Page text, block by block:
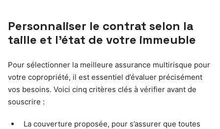
Personnaliser le contrat selon la
taille et l’état de votre immeuble
Pour sélectionner la meilleure assurance multirisque pour
votre copropriété, il est essentiel d’évaluer précisément
vos besoins. Voici cinq critères clés à vérifier avant de
souscrire :
La couverture proposée, pour s’assurer que toutes